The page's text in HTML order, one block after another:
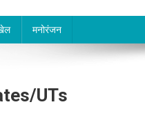
मनोरंजन
UTs